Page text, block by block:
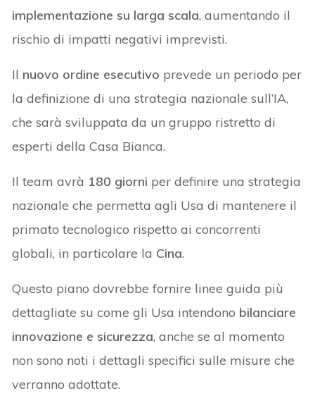
implementazione su larga scala, aumentando il
rischio di impatti negativi imprevisti.
Il nuovo ordine esecutivo prevede un periodo per
la definizione di una strategia nazionale sull’IA,
che sarà sviluppata da un gruppo ristretto di
esperti della Casa Bianca.
Il team avrà 180 giorni per definire una strategia
nazionale che permetta agli Usa di mantenere il
primato tecnologico rispetto ai concorrenti
globali, in particolare la Cina.
Questo piano dovrebbe fornire linee guida più
dettagliate su come gli Usa intendono bilanciare
innovazione e sicurezza, anche se al momento
non sono noti i dettagli specifici sulle misure che
verranno adottate.